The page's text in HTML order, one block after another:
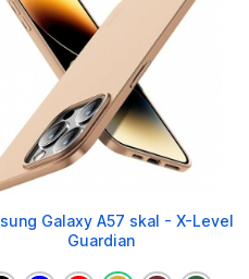
Galaxy A57 skal - X-Level
Guardian